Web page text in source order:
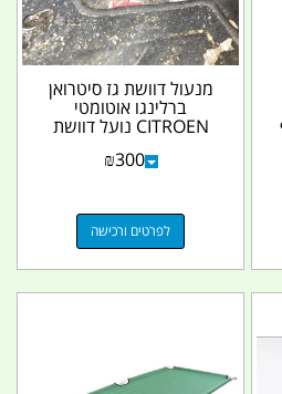
מנעול דוושת גז סיטרואן
ברלינגו אוטומטי
CITROEN נועל דוושת
₪300
לפרטים ורכישה